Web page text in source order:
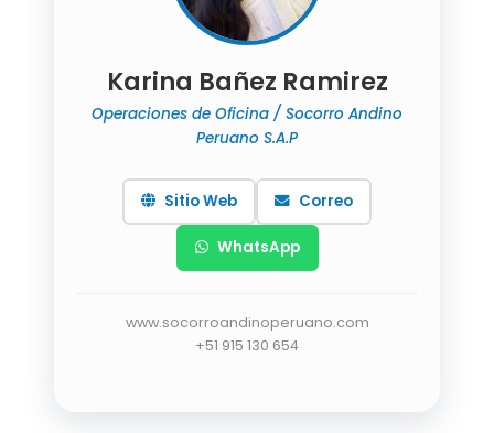
Karina Bañez Ramirez
Operaciones de Oficina / Socorro Andino
Peruano S.A.P
Sitio Web Correo
WhatsApp
www.socorroandinoperuano.com
+51 915 130 654